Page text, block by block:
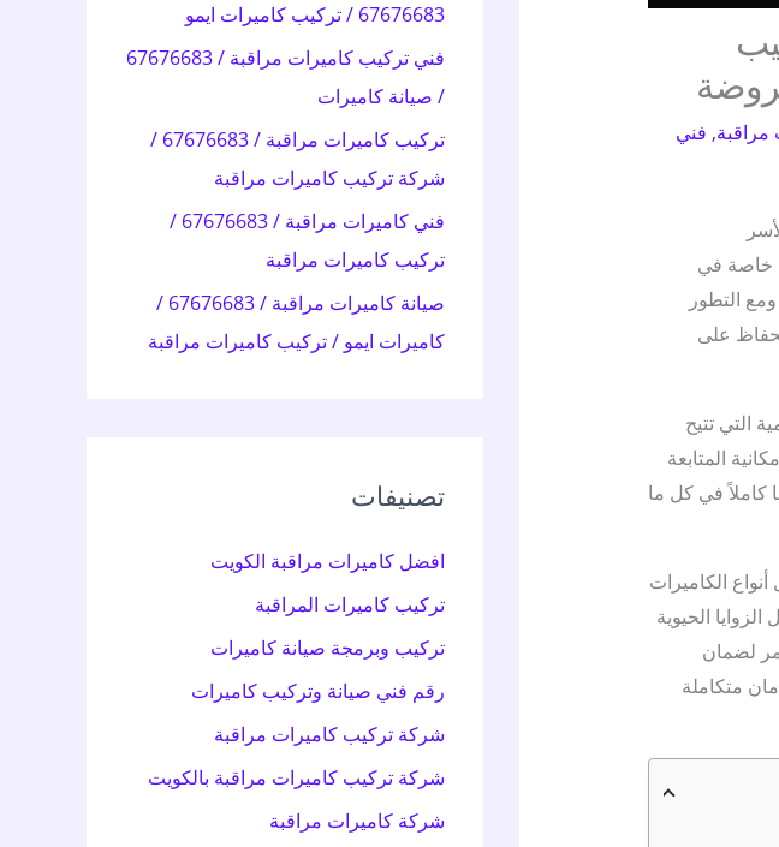
/ تركيب
, فني
خاصة في
التطور
على
التي تتيح
المتابعة
كاملاً في كل ما
الكاميرات
الحيوية
لضمان
متكاملة
:67676683 / تركيب كاميرات ايمو
فني تركيب كاميرات مراقبة / 67676683
/ صيانة كاميرات
تركيب كاميرات مراقبة / 67676683 /
شركة تركيب كاميرات مراقبة
فني كاميرات مراقبة / 67676683 /
تركيب كاميرات مراقبة
صيانة كاميرات مراقبة / 67676683 /
كاميرات ايمو / تركيب كاميرات مراقبة
تصنيفات
افضل كاميرات مراقبة الكويت
تركيب كاميرات المراقبة
تركيب وبرمجة صيانة كاميرات
رقم فني صيانة وتركيب كاميرات
شركة تركيب كاميرات مراقبة
شركة تركيب كاميرات مراقبة بالكويت
شركة كاميرات مراقبة